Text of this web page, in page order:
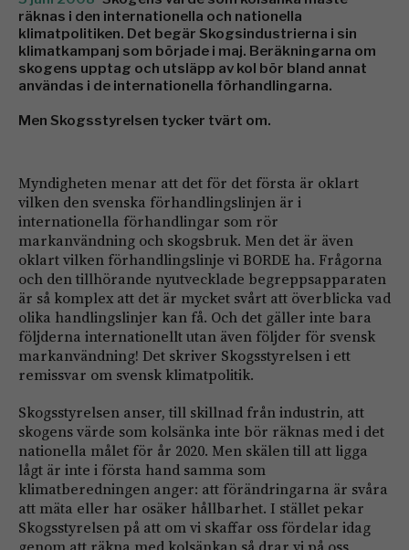
räknas i den internationella och nationella
klimatpolitiken. Det begär Skogsindustrierna i sin
klimatkampanj som började i maj. Beräkningarna om
skogens upptag och utsläpp av kol bör bland annat
användas i de internationella förhandlingarna.
Men Skogsstyrelsen tycker tvärt om.
Myndigheten menar att det för det första är oklart
vilken den svenska förhandlingslinjen är i
internationella förhandlingar som rör
markanvändning och skogsbruk. Men det är även
oklart vilken förhandlingslinje vi BORDE ha. Frågorna
och den tillhörande nyutvecklade begreppsapparaten
är så komplex att det är mycket svårt att överblicka vad
olika handlingslinjer kan få. Och det gäller inte bara
följderna internationellt utan även följder för svensk
markanvändning! Det skriver Skogsstyrelsen i ett
remissvar om svensk klimatpolitik.
Skogsstyrelsen anser, till skillnad från industrin, att
skogens värde som kolsänka inte bör räknas med i det
nationella målet för år 2020. Men skälen till att ligga
lågt är inte i första hand samma som
klimatberedningen anger: att förändringarna är svåra
att mäta eller har osäker hållbarhet. I stället pekar
Skogsstyrelsen på att om vi skaffar oss fördelar idag